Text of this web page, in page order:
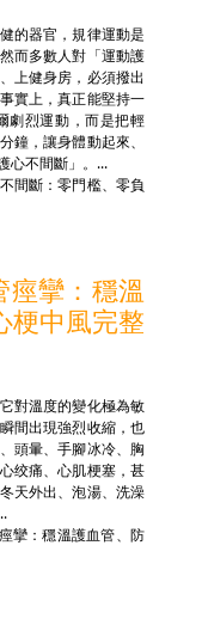
的器官，規律運動是
而多數人對「運動護
上健身房，必須撥出
實上，真正能堅持一
劇烈運動，而是把輕
鐘，讓身體動起來、
心不間斷」。...
間斷：零門檻、零負
痙攣：穩溫
梗中風完整
對溫度的變化極為敏
間出現強烈收縮，也
頭暈、手腳冰冷、胸
绞痛、心肌梗塞，甚
天外出、泡湯、洗澡
攣：穩溫護血管、防